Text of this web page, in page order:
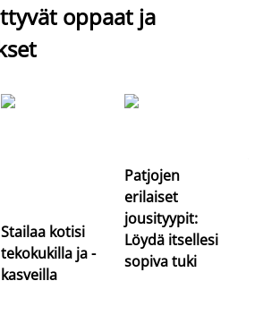
oppaat ja
Stailaa kotisi
tekokukilla ja -
kasveilla
Patjojen
erilaiset
jousityypit:
Löydä itsellesi
sopiva tuki